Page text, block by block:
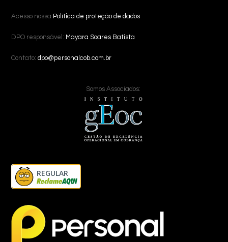
Acesso nossa Política de proteção de dados
DPO responsável: Mayara Soares Batista
Contato:dpo@personalcob.com.br
Somos Associados:
REGULAR